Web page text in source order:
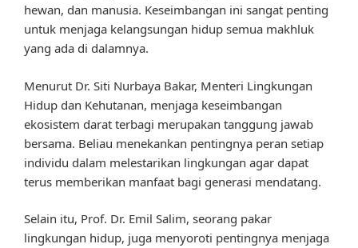
hewan, dan manusia. Keseimbangan ini sangat penting
untuk menjaga kelangsungan hidup semua makhluk
yang ada di dalamnya.
Menurut Dr. Siti Nurbaya Bakar, Menteri Lingkungan
Hidup dan Kehutanan, menjaga keseimbangan
ekosistem darat terbagi merupakan tanggung jawab
bersama. Beliau menekankan pentingnya peran setiap
individu dalam melestarikan lingkungan agar dapat
terus memberikan manfaat bagi generasi mendatang.
Selain itu, Prof. Dr. Emil Salim, seorang pakar
lingkungan hidup, juga menyoroti pentingnya menjaga